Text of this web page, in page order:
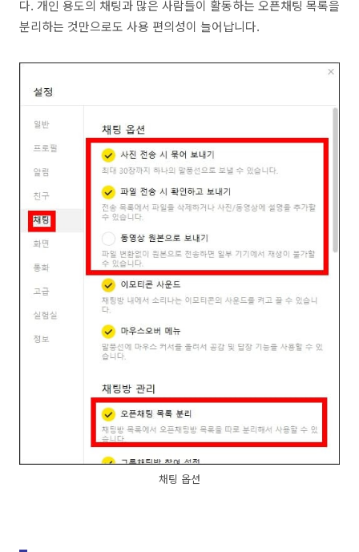
다. 개인 용도의 채팅과 많은 사람들이 활동하는 오픈채팅 목록을
분리하는 것만으로도 사용 편의성이 늘어납니다.
채팅 옵션